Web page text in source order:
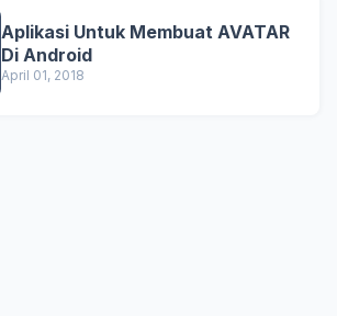
Aplikasi Untuk Membuat AVATAR
Di Android
April 01, 2018